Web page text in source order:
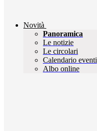
Novità
Panoramica
Le notizie
Le circolari
Calendario eventi
Albo online